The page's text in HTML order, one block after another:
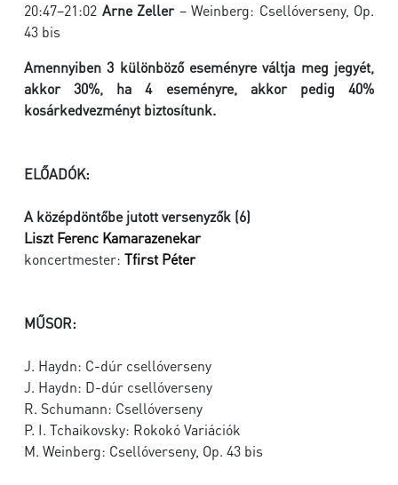
20:47–21:02 Arne Zeller– Weinberg: Csellóverseny, Op.
43 bis
Amennyiben 3 különböző eseményre váltja meg jegyét,
akkor 30%, ha 4 eseményre, akkor pedig 40%
kosárkedvezményt biztosítunk.
ELŐADÓK:
A középdöntőbe jutott versenyzők (6)
Liszt Ferenc Kamarazenekar
koncertmester: Tfirst Péter
MŰSOR:
J. Haydn: C-dúr csellóverseny
J. Haydn: D-dúr csellóverseny
R. Schumann: Csellóverseny
P. I. Tchaikovsky: Rokokó Variációk
M. Weinberg: Csellóverseny, Op. 43 bis